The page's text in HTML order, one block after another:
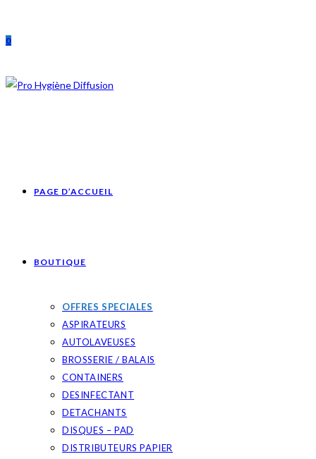
content
0
PAGE D’ACCUEIL
BOUTIQUE
OFFRES SPECIALES
ASPIRATEURS
AUTOLAVEUSES
BROSSERIE / BALAIS
CONTAINERS
DESINFECTANT
DETACHANTS
DISQUES – PAD
DISTRIBUTEURS PAPIER